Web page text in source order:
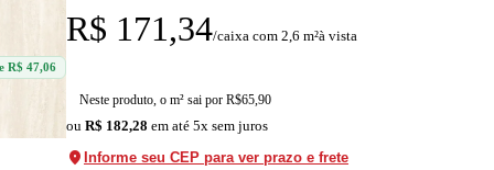
R$ 47,06
R$ 171,34/caixa com 2,6 m²à vista
Neste produto, o m² sai por R$65,90
ou R$ 182,28 em até 5x sem juros
location_on Informe seu CEP para ver prazo e frete